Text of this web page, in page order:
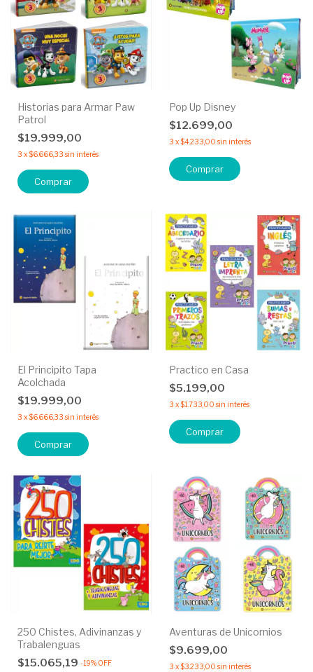
Historias para Armar Paw
Patrol
$19.999,00
3 x$6.666,33 sin interés
Comprar
Pop Up Disney
$12.699,00
3 x$4.233,00 sin interés
Comprar
El Principito Tapa
Acolchada
$19.999,00
3 x$6.666,33 sin interés
Comprar
Practico en Casa
$5.199,00
3 x$1.733,00 sin interés
Comprar
250 Chistes, Adivinanzas y
Trabalenguas
$15.065,19 -19% OFF
Aventuras de Unicornios
$9.699,00
3 x$3.233,00 sin interés